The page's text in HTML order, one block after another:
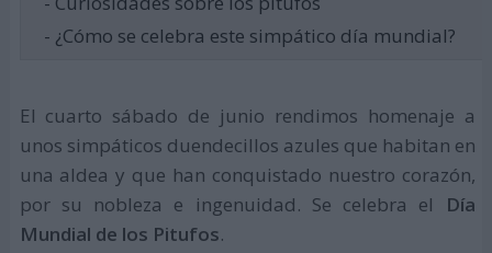
- ¿Cómo se celebra este simpático día mundial?
El cuarto sábado de junio rendimos homenaje a
unos simpáticos duendecillos azules que habitan en
una aldea y que han conquistado nuestro corazón,
por su nobleza e ingenuidad. Se celebra el Día
Mundial de los Pitufos.